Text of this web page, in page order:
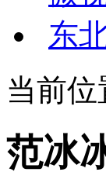
东
当前位
范冰